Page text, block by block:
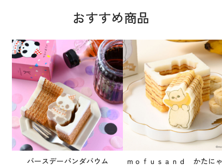
おすすめ商品
バースデーパンダバウム
ｍｏｆｕｓａｎｄ かたに